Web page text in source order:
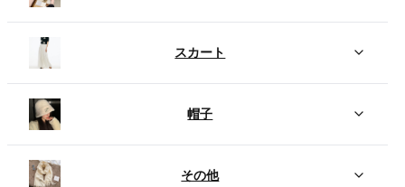
スカート
帽子
その他